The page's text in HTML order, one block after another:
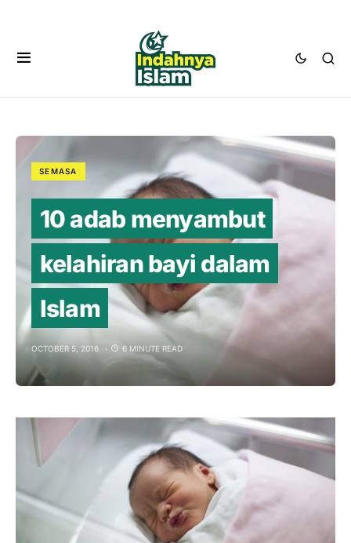
SEMASA
10 adab menyambut
kelahiran bayi dalam
Islam
OCTOBER 5, 2016 6 MINUTE READ